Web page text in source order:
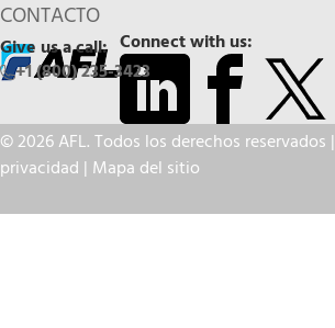
CONTACTO
Connect with us:
Give us a call:
+1 (800) 235-3423
© 2026 AFL. Todos los derechos reservados |
privacidad | Mapa del sitio